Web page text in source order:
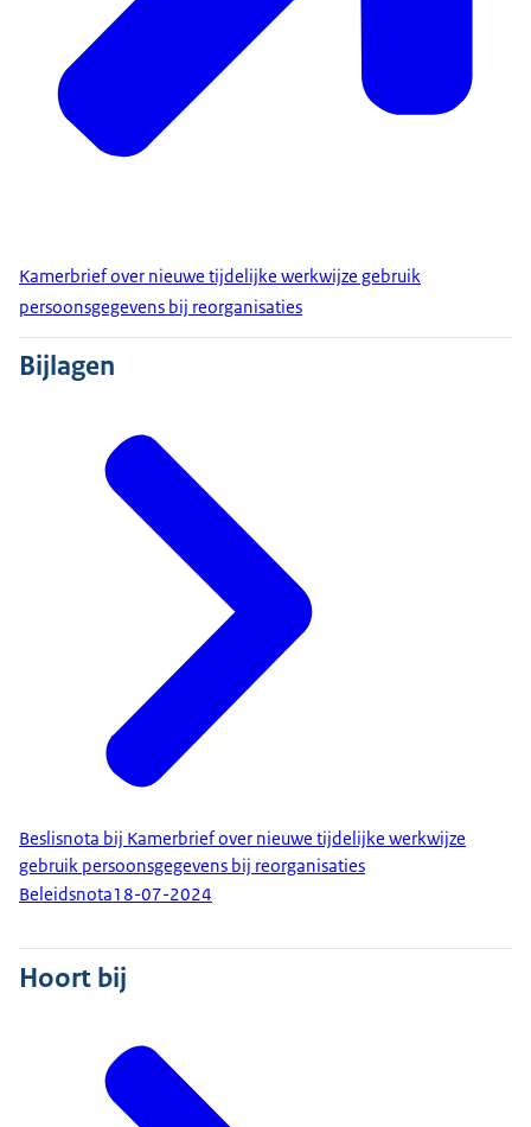
Kamerbrief over nieuwe tijdelijke werkwijze gebruik
persoonsgegevens bij reorganisaties
Bijlagen
Beslisnota bij Kamerbrief over nieuwe tijdelijke werkwijze
gebruik persoonsgegevens bij reorganisaties
Beleidsnota18-07-2024
Hoort bij